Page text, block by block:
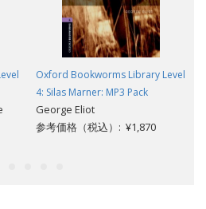
Oxford Bookworms Library Level
4: Silas Marner: MP3 Pack
George Eliot
参考価格（税込）: ¥1,870